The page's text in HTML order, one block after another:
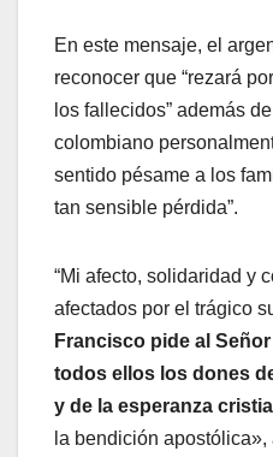
En este mensaje, el
reconocer que “rezará
los fallecidos” además
colombiano
sentido pésame a los
tan sensible pérdida”.
“Mi afecto, solidaridad y
afectados por el trágico
Francisco pide al
todos ellos los dones
y de la esperanza
la bendición